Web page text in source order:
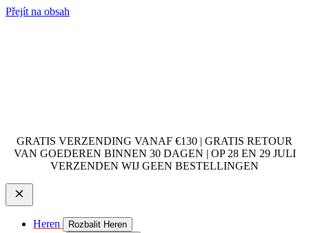
Přejít na obsah
GRATIS VERZENDING VANAF €130 | GRATIS RETOUR
VAN GOEDEREN BINNEN 30 DAGEN | OP 28 EN 29 JULI
VERZENDEN WIJ GEEN BESTELLINGEN
Heren Rozbalit Heren